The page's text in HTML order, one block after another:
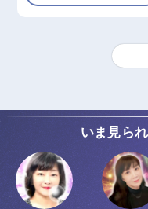
いま見ら